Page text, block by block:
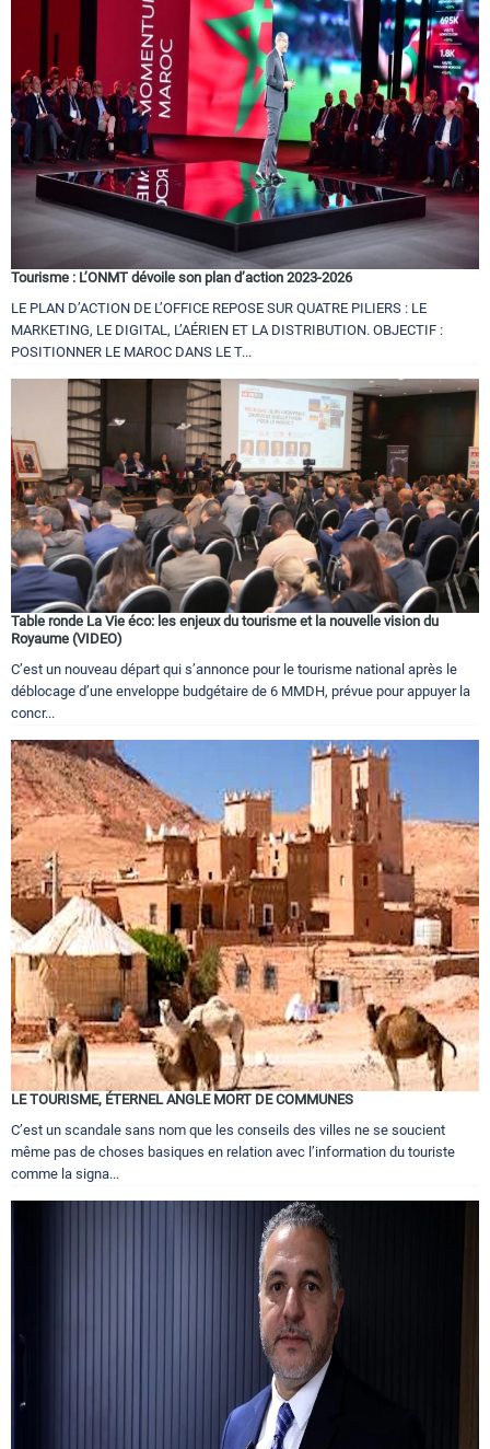
Tourisme : L’ONMT dévoile son plan d’action 2023-2026
LE PLAN D’ACTION DE L’OFFICE REPOSE SUR QUATRE PILIERS : LE
MARKETING, LE DIGITAL, L’AÉRIEN ET LA DISTRIBUTION. OBJECTIF :
POSITIONNER LE MAROC DANS LE T...
Table ronde La Vie éco: les enjeux du tourisme et la nouvelle vision du
Royaume (VIDEO)
C’est un nouveau départ qui s’annonce pour le tourisme national après le
déblocage d’une enveloppe budgétaire de 6 MMDH, prévue pour appuyer la
concr...
LE TOURISME, ÉTERNEL ANGLE MORT DE COMMUNES
C’est un scandale sans nom que les conseils des villes ne se soucient
même pas de choses basiques en relation avec l’information du touriste
comme la signa...